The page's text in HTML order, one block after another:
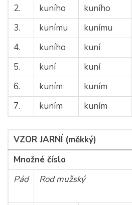
2.
kuního kuního
3.
kunímu kunímu
4.
kuního kuní
5.
kuní kuní
6.
kuním kuním
7.
kuním kuním
VZOR JARNÍ (měkký)
Množné číslo
Pád
Rod mužský